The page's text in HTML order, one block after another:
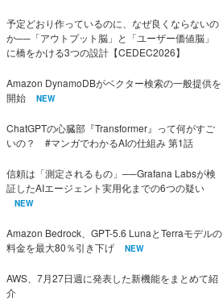
予定どおり作っているのに、なぜ良くならないの
か──「アウトプット脳」と「ユーザー価値脳」
に橋をかける3つの設計【CEDEC2026】
Amazon DynamoDBがベクター検索の一般提供を
開始
NEW
ChatGPTの心臓部『Transformer』って何がすご
いの？ #マンガでわかるAIの仕組み 第1話
信頼は「測定されるもの」──Grafana Labsが検
証したAIエージェント実用化までの6つの疑い
NEW
Amazon Bedrock、GPT-5.6 LunaとTerraモデルの
料金を最大80％引き下げ
NEW
AWS、7月27日週に発表した新機能をまとめて紹
介